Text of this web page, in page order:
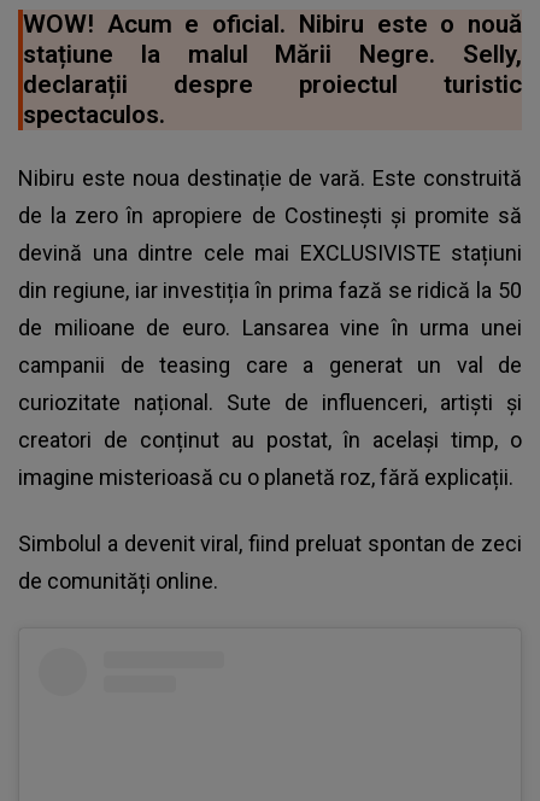
WOW! Acum e oficial. Nibiru este o nouă
stațiune la malul Mării Negre. Selly,
declarații despre proiectul turistic
spectaculos.
Nibiru este noua destinație de vară. Este construită
de la zero în apropiere de Costinești și promite să
devină una dintre cele mai EXCLUSIVISTE stațiuni
din regiune, iar investiția în prima fază se ridică la 50
de milioane de euro. Lansarea vine în urma unei
campanii de teasing care a generat un val de
curiozitate național. Sute de influenceri, artiști și
creatori de conținut au postat, în același timp, o
imagine misterioasă cu o planetă roz, fără explicații.
Simbolul a devenit viral, fiind preluat spontan de zeci
de comunități online.